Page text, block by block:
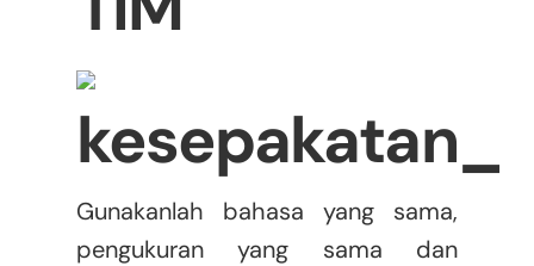
Gunakanlah bahasa yang sama,
pengukuran yang sama dan